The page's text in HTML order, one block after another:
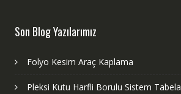
Son Blog Yazılarımız
Folyo Kesim Araç Kaplama
Pleksi Kutu Harfli Borulu Sistem Tabela